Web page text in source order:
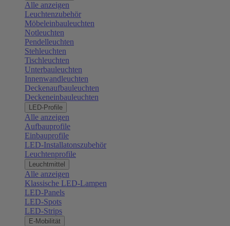
Alle anzeigen
Leuchtenzubehör
Möbeleinbauleuchten
Notleuchten
Pendelleuchten
Stehleuchten
Tischleuchten
Unterbauleuchten
Innenwandleuchten
Deckenaufbauleuchten
Deckeneinbauleuchten
LED-Profile
Alle anzeigen
Aufbauprofile
Einbauprofile
LED-Installatonszubehör
Leuchtenprofile
Leuchtmittel
Alle anzeigen
Klassische LED-Lampen
LED-Panels
LED-Spots
LED-Strips
E-Mobilität